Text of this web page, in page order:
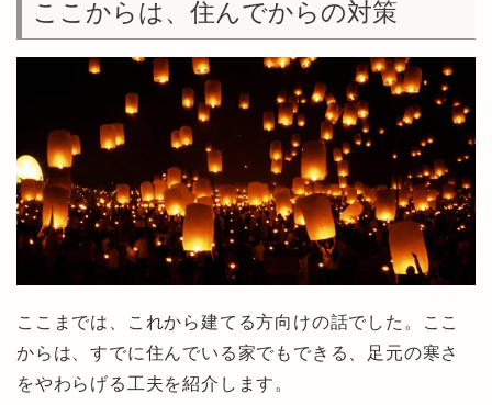
ここからは、住んでからの対策
ここまでは、これから建てる方向けの話でした。ここ
からは、すでに住んでいる家でもできる、足元の寒さ
をやわらげる工夫を紹介します。